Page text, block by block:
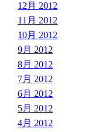
12月 2012
11月 2012
10月 2012
9月 2012
8月 2012
7月 2012
6月 2012
5月 2012
4月 2012